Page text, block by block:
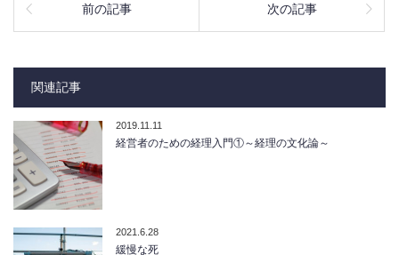
前の記事 次の記事
関連記事
2019.11.11
経営者のための経理入門①～経理の文化論～
2021.6.28
緩慢な死